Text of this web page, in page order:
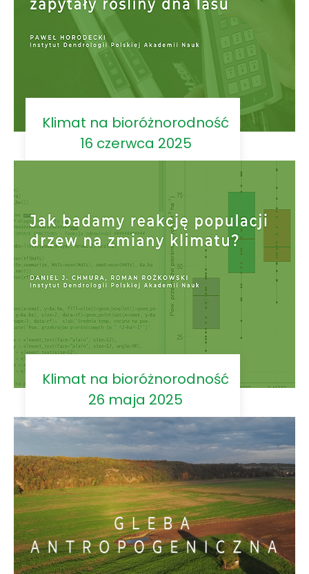
Klimat na bioróżnorodność
16 czerwca 2025
Klimat na bioróżnorodność
26 maja 2025